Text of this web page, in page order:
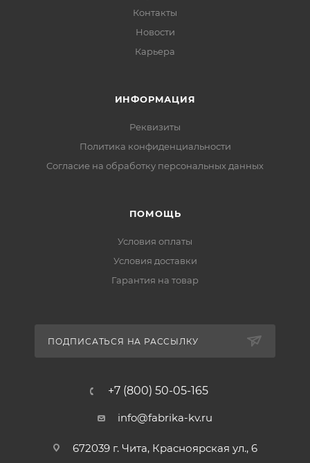
Контакты
Новости
Карьера
ИНФОРМАЦИЯ
Реквизиты
Политика конфиденциальности
Cогласие на обработку персональных данных
ПОМОЩЬ
Условия оплаты
Условия доставки
Гарантия на товар
ПОДПИСАТЬСЯ НА РАССЫЛКУ
+7 (800) 50-05-165
info@fabrika-kv.ru
672039 г. Чита, Красноярская ул., 6